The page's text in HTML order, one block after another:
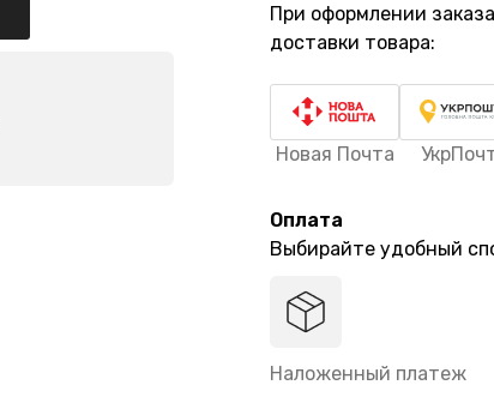
При оформлении
доставки товара:
Новая Почта
Оплата
Выбирайте удобный
Наложенный платеж